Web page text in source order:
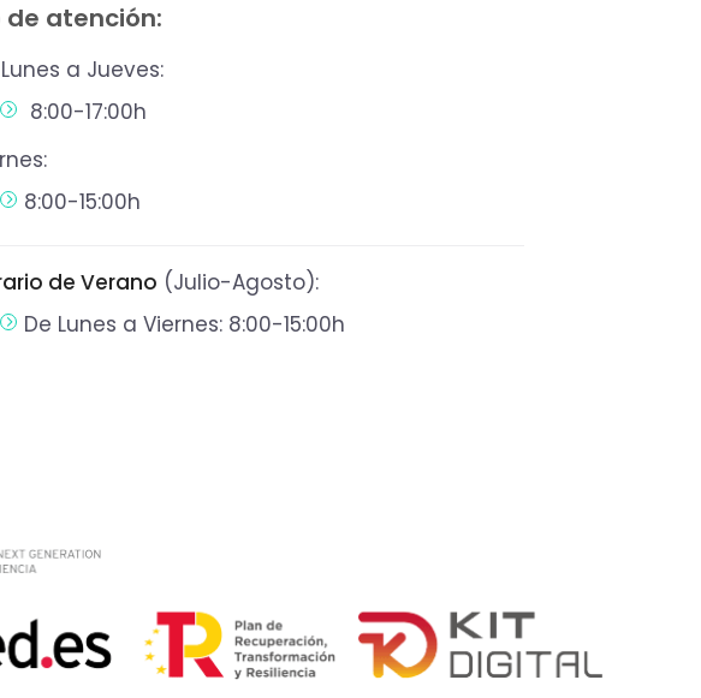
de atención:
a Jueves:
8:00-17:00h
8:00-15:00h
de Verano (Julio-Agosto):
De Lunes a Viernes: 8:00-15:00h